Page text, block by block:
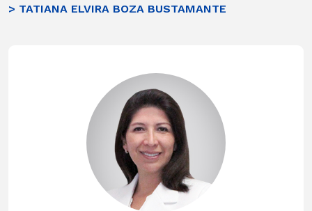
> TATIANA ELVIRA BOZA BUSTAMANTE